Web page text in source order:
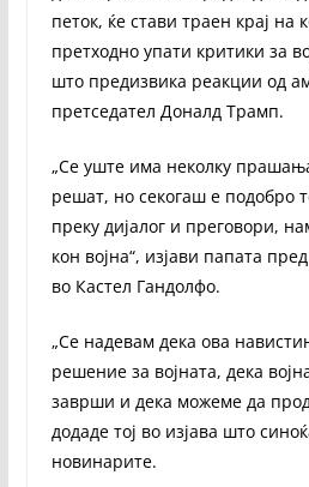
петок, ќе стави траен крај на
претходно упати критики за
што предизвика реакции од
претседател Доналд Трамп.
„Се уште има неколку
решат, но секогаш е подобро
преку дијалог и преговори,
кон војна“, изјави папата
во Кастел Гандолфо.
„Се надевам дека ова
решение за војната, дека
заврши и дека можеме да
додаде тој во изјава што
новинарите.